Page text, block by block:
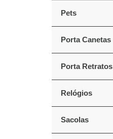
Pets
Porta Canetas
Porta Retratos
Relógios
Sacolas